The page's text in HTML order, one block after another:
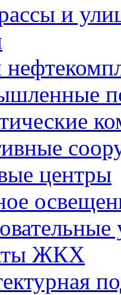
и
центры
ЖКХ